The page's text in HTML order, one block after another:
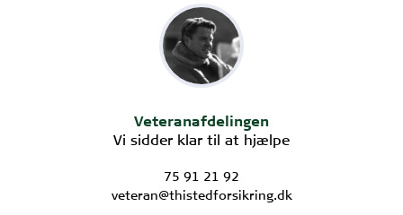
Veteranafdelingen
Vi sidder klar til at hjælpe
75 91 21 92
veteran@thistedforsikring.dk